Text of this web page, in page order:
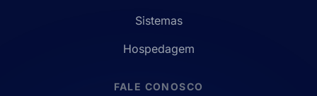
Sistemas
Hospedagem
FALE CONOSCO